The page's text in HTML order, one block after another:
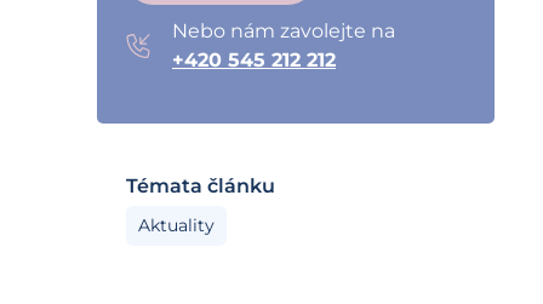
Nebo nám zavolejte na
+420 545 212 212
Témata článku
Aktuality